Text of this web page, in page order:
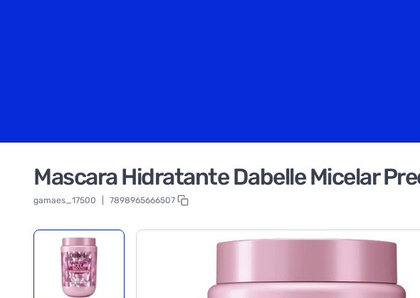
Mascara Hidratante Dabelle Micelar
gamaes_17500 7898965666507